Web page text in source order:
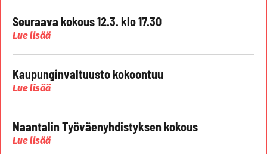
Seuraava kokous 12.3. klo 17.30
Lue lisää
Kaupunginvaltuusto kokoontuu
Lue lisää
Naantalin Työväenyhdistyksen kokous
Lue lisää